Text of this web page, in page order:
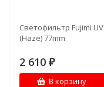
Светофильтр Fujimi UV
(Haze) 77mm
2 610 ₽
В корзину